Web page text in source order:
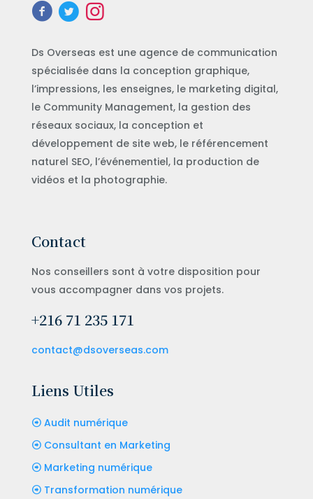
Ds Overseas est une agence de communication
spécialisée dans la conception graphique,
l’impressions, les enseignes, le marketing digital,
le Community Management, la gestion des
réseaux sociaux, la conception et
développement de site web, le référencement
naturel SEO, l’événementiel, la production de
vidéos et la photographie.
Contact
Nos conseillers sont à votre disposition pour
vous accompagner dans vos projets.
+216 71 235 171
contact@dsoverseas.com
Liens Utiles
Audit numérique
Consultant en Marketing
Marketing numérique
Transformation numérique